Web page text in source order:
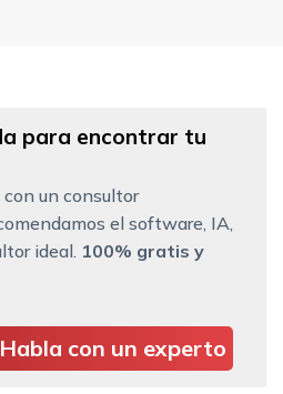
para encontrar tu
un consultor
el software, IA,
ideal. 100% gratis y
Habla con un experto